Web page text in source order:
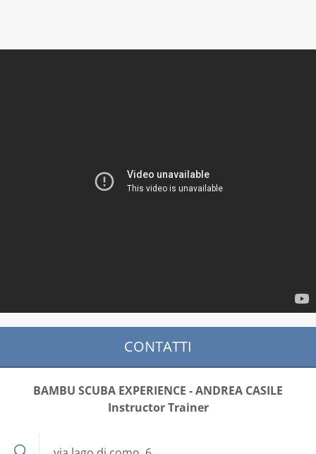
CONTATTI
BAMBU SCUBA EXPERIENCE - ANDREA CASILE
Instructor Trainer